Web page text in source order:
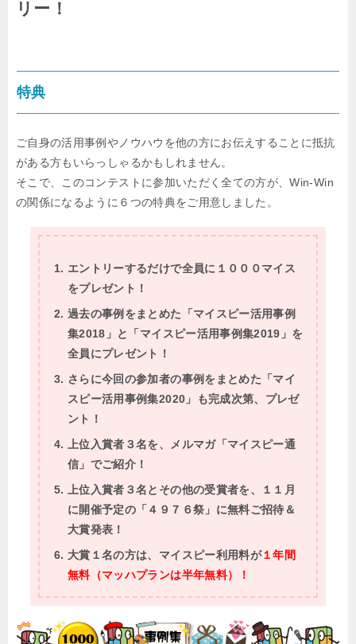
リー！
特典
ご自身の活用事例やノウハウを他の方にお伝えすることに抵抗
がある方もいらっしゃるかもしれません。
そこで、このコンテストに参加いただく全ての方が、Win-Win
の関係になるように６つの特典をご用意しました。
エントリーするだけで全員に１０００マイス
をプレゼント！
過去の事例をまとめた「マイスピー活用事例
集2018」と「マイスピー活用事例集2019」を
全員にプレゼント！
さらに今回の参加者の事例をまとめた「マイ
スピー活用事例集2020」も完成次第、プレゼ
ント！
上位入賞者３名を、メルマガ「マイスピー通
信」でご紹介！
上位入賞者３名とその他の受賞者を、１１月
に開催予定の「４９７６祭」に無料ご招待＆
大賞発表！
大賞１名の方は、マイスピー利用料が１年間
無料（マッハプランは半年無料）！